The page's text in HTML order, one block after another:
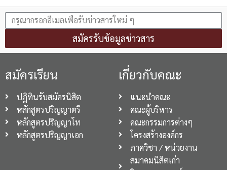
สมัครรับข้อมูลข่าวสาร
สมัครเรียน
ปฏิทินรับสมัครนิสิต
หลักสูตรปริญญาตรี
หลักสูตรปริญญาโท
หลักสูตรปริญญาเอก
เกี่ยวกับคณะ
แนะนำคณะ
คณะผู้บริหาร
คณะกรรมการต่างๆ
โครงสร้างองค์กร
ภาควิชา / หน่วยงาน
สมาคมนิสิตเก่า